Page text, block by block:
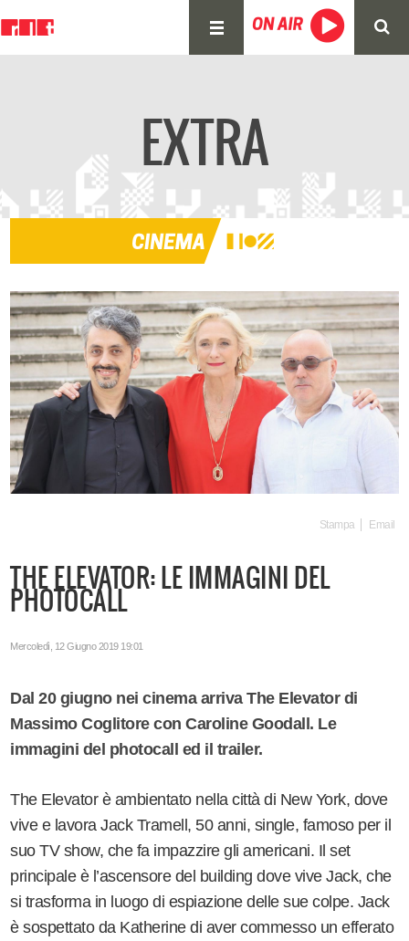
EXTRA
Stampa Email
THE ELEVATOR: LE IMMAGINI DEL
PHOTOCALL
Mercoledì, 12 Giugno 2019 19:01
Dal 20 giugno nei cinema arriva The Elevator di
Massimo Coglitore con Caroline Goodall. Le
immagini del photocall ed il trailer.
The Elevator è ambientato nella città di New York, dove
vive e lavora Jack Tramell, 50 anni, single, famoso per il
suo TV show, che fa impazzire gli americani. Il set
principale è l’ascensore del building dove vive Jack, che
si trasforma in luogo di espiazione delle sue colpe. Jack
è sospettato da Katherine di aver commesso un efferato